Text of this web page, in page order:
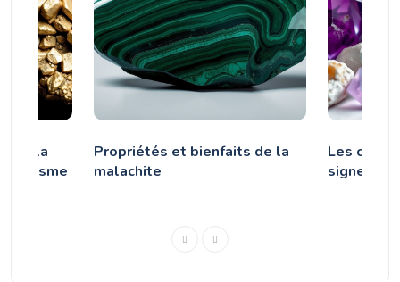
de la
Propriétés et bienfaits de la
malachite
Les
signe du